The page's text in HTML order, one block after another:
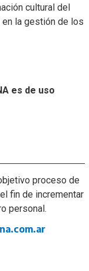
cultural del
la gestión de los
es de uso
proceso de
fin de incrementar
personal.